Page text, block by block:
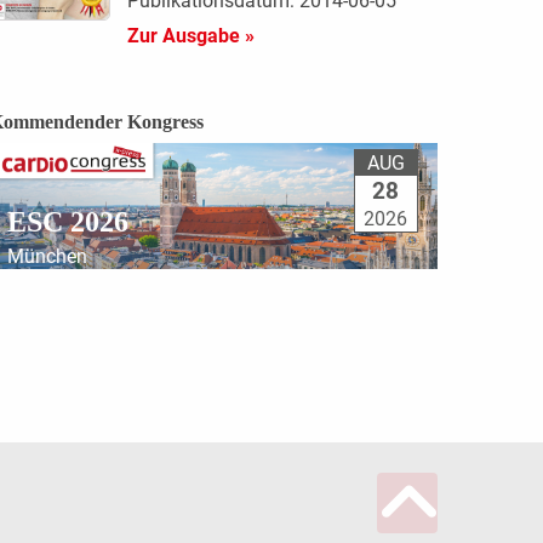
Zur Ausgabe »
Kongress
ESC 2026
München
AUG
28
2026